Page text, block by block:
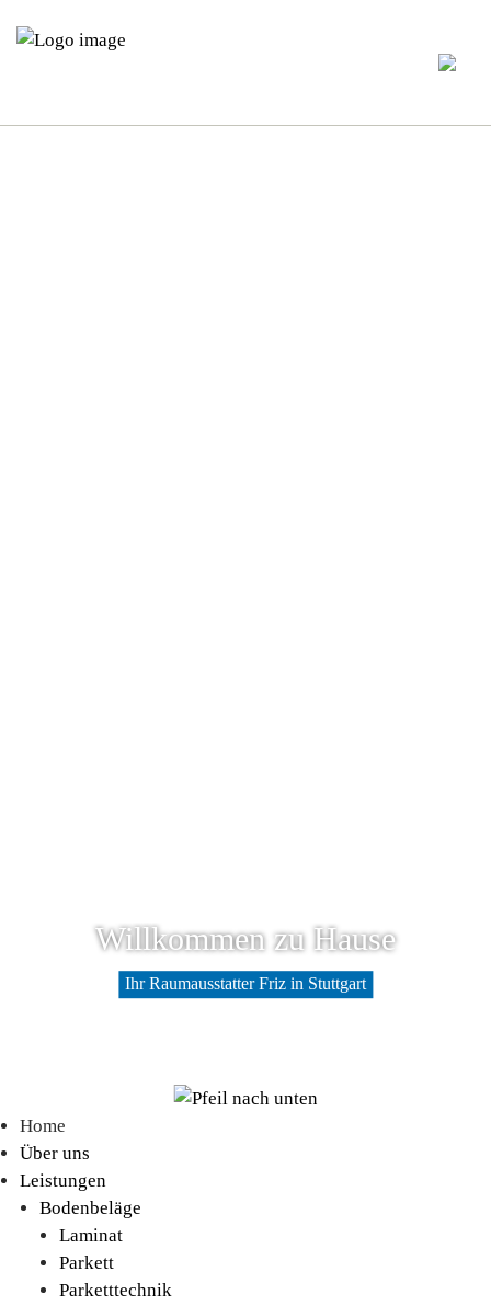
Willkommen zu Hause
Ihr Raumausstatter Friz in Stuttgart
Home
Über uns
Leistungen
Bodenbeläge
Laminat
Parkett
Parketttechnik